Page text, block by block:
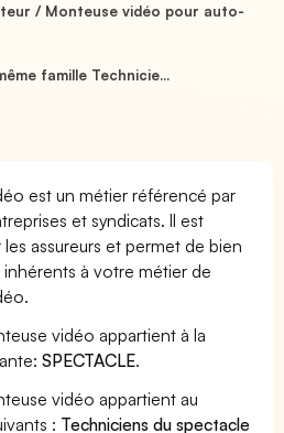
/ Monteuse vidéo pour auto-
famille Technicie...
est un métier référencé par
et syndicats. Il est
assureurs et permet de bien
à votre métier de
vidéo appartient à la
SPECTACLE.
vidéo appartient au
: Techniciens du spectacle